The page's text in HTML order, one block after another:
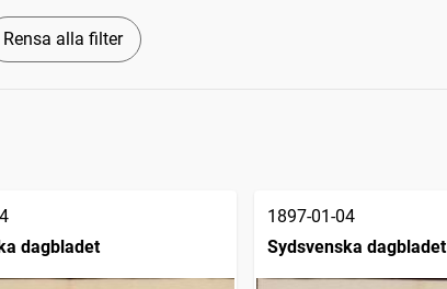
Rensa alla filter
dagbladet
1897-01-04
Sydsvenska dagbladet